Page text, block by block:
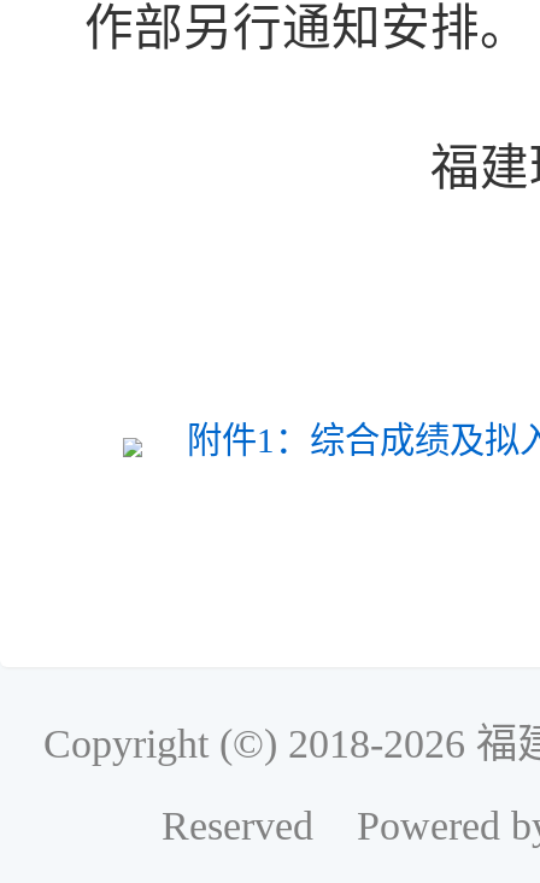
作部另行通知安排。
福
附件1：综合成绩及拟
Copyright (©) 2018-2026
Reserved Powered